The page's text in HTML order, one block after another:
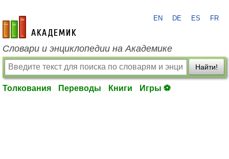
academic.ru
EN DE ES FR
Словари и энциклопедии на Академике
Найти!
Толкования Переводы Книги Игры ⚽